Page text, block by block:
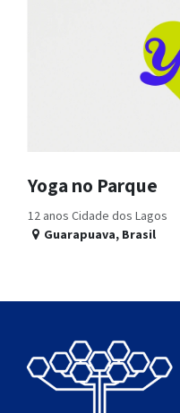
Yoga no Parque
12 anos Cidade dos Lagos
Guarapuava, Brasil